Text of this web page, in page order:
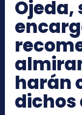
Ojeda,
harán
dichos